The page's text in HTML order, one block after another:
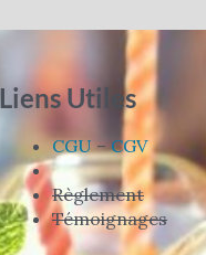
Liens Utiles
CGU–CGV
Règlement
Témoignages